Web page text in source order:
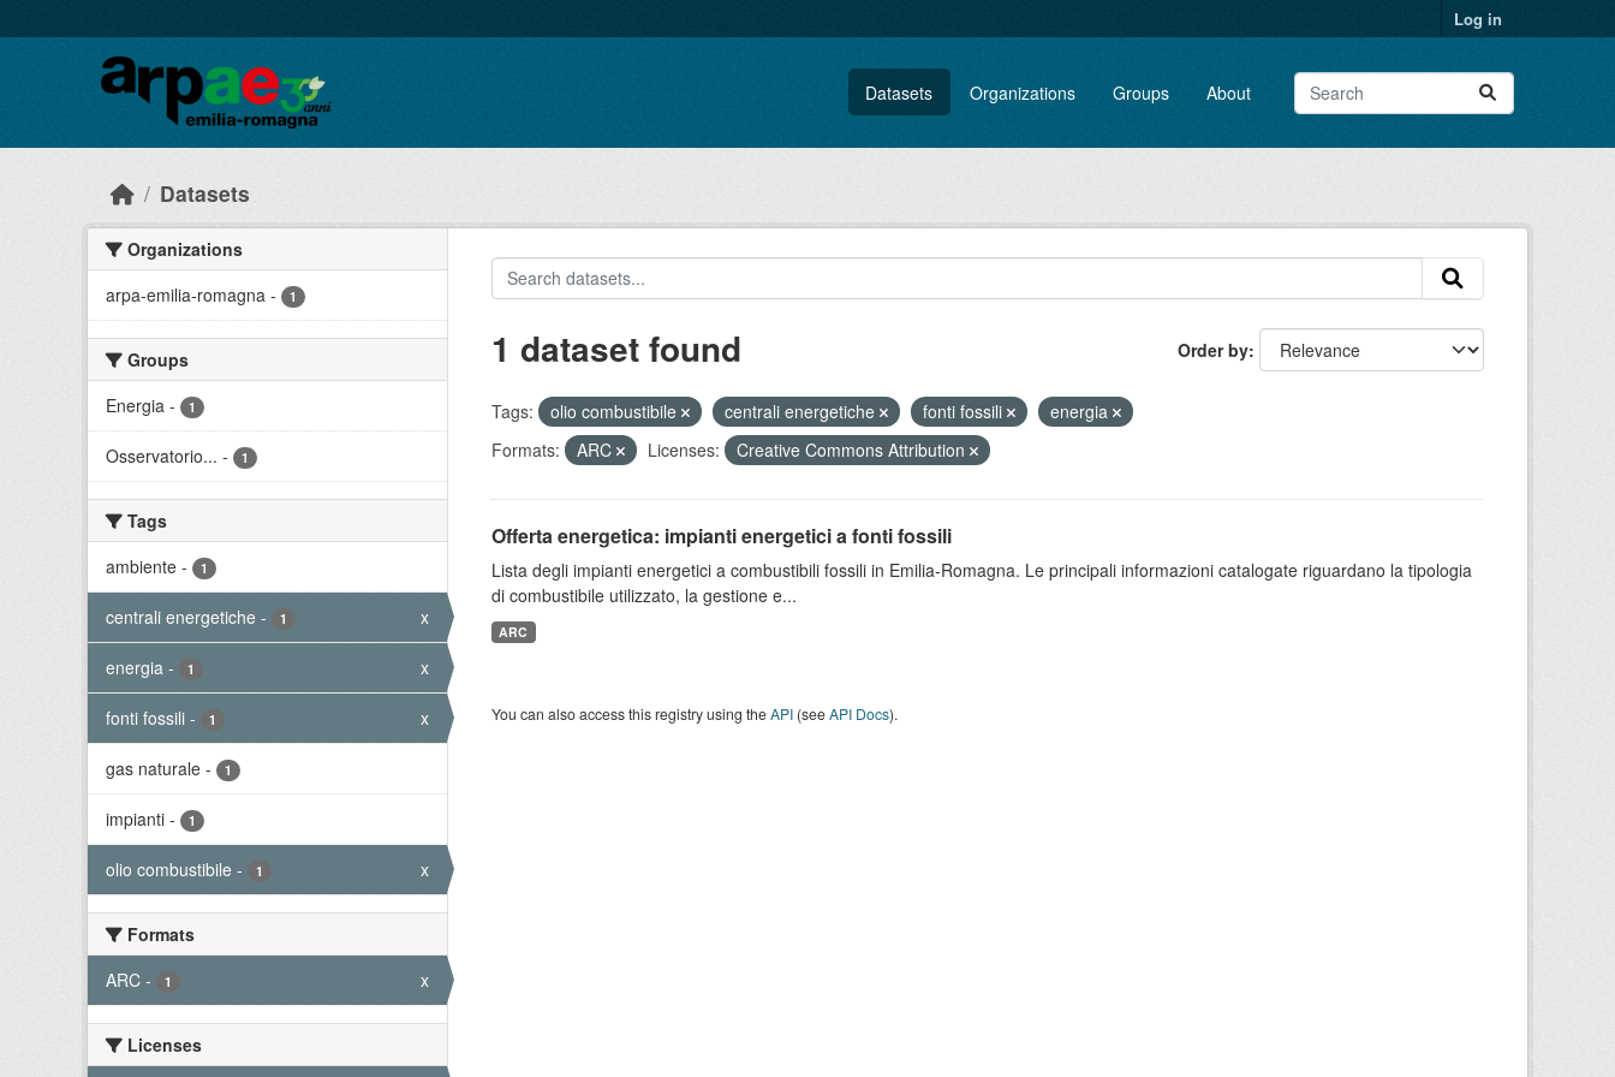
Log in
Datasets Organizations Groups About
Datasets
Organizations
arpa-emilia-romagna - 1
Groups
Energia - 1
Osservatorio... - 1
Tags
ambiente - 1
centrali energetiche - 1 x
energia - 1 x
fonti fossili - 1 x
gas naturale - 1
impianti - 1
olio combustibile - 1 x
Formats
ARC - 1 x
Licenses
Order by
1 dataset found
Tags: olio combustibile centrali energetiche fonti fossili
energia
Formats:
ARC Licenses: Creative Commons Attribution
Offerta energetica: impianti energetici a fonti fossili
Lista degli impianti energetici a combustibili fossili in Emilia-Romagna. Le principali informazioni catalogate riguardano la tipologia
di combustibile utilizzato, la gestione e...
ARC
You can also access this registry using theAPI(seeAPI Docs).